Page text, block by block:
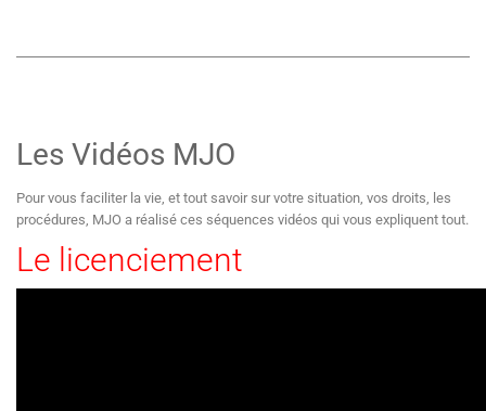
Les Vidéos MJO
Pour vous faciliter la vie, et tout savoir sur votre situation, vos droits, les
procédures, MJO a réalisé ces séquences vidéos qui vous expliquent tout.
Le licenciement